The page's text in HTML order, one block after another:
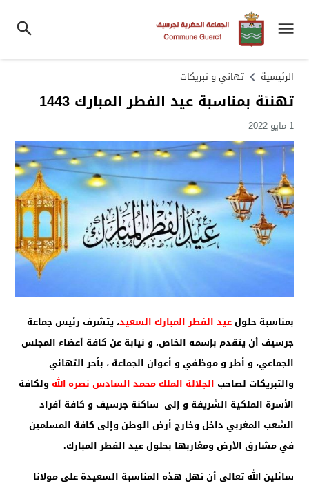
الرئيسية تهاني و تبريكات
تهنئة بمناسبة عيد الفطر المبارك 1443
1 مايو 2022
بمناسبة حلولعيد الفطر المبارك السعيد، يتشرف رئيس جماعة
جرسيف أن يتقدم بإسمه الخاص، و نيابة عن كافة أعضاء المجلس
الجماعي، و أطر و موظفي و أعوان الجماعة ، بأحر التهاني
والتبريكات لصاحب الجلالة الملك محمد السادس نصره الله ولكافة
الأسرة الملكية الشريفة و إلى ساكنة جرسيف و كافة أفراد
الشعب المغربي داخل وخارج أرض الوطن وإلى كافة المسلمين
في مشارق الأرض ومغاربها بحلول عيد الفطر المبارك.
سائلين الله تعالى أن تهل هذه المناسبة السعيدة على مولانا